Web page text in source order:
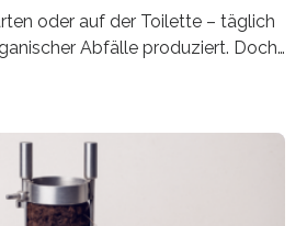
oder auf der Toilette – täglich
Abfälle produziert. Doch
können, wenn sie in
wichtig ist, zeigt der vom
und der